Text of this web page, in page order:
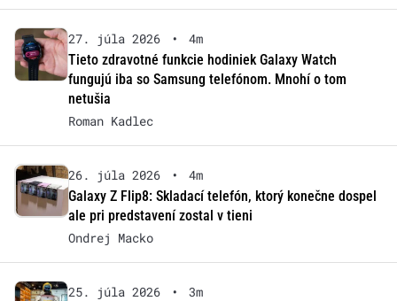
27. júla 2026 •
4m
Tieto zdravotné funkcie hodiniek Galaxy Watch
fungujú iba so Samsung telefónom. Mnohí o tom
netušia
Roman Kadlec
26. júla 2026 •
4m
Galaxy Z Flip8: Skladací telefón, ktorý konečne dospel
ale pri predstavení zostal v tieni
Ondrej Macko
25. júla 2026 •
3m